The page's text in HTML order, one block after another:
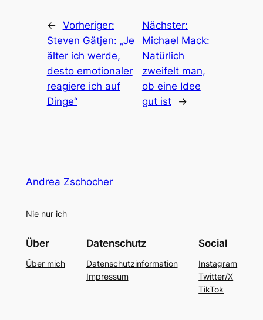
← Vorheriger:
Steven Gätjen: „Je
älter ich werde,
desto emotionaler
reagiere ich auf
Dinge“
Nächster:
Michael Mack:
Natürlich
zweifelt man,
ob eine Idee
gut ist
→
Andrea Zschocher
Nie nur ich
Über
Über mich
Datenschutz
Datenschutzinformation
Impressum
Social
Instagram
Twitter/X
TikTok